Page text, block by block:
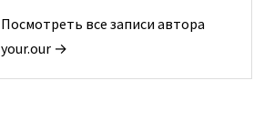
Посмотреть все записи автора
your.our →